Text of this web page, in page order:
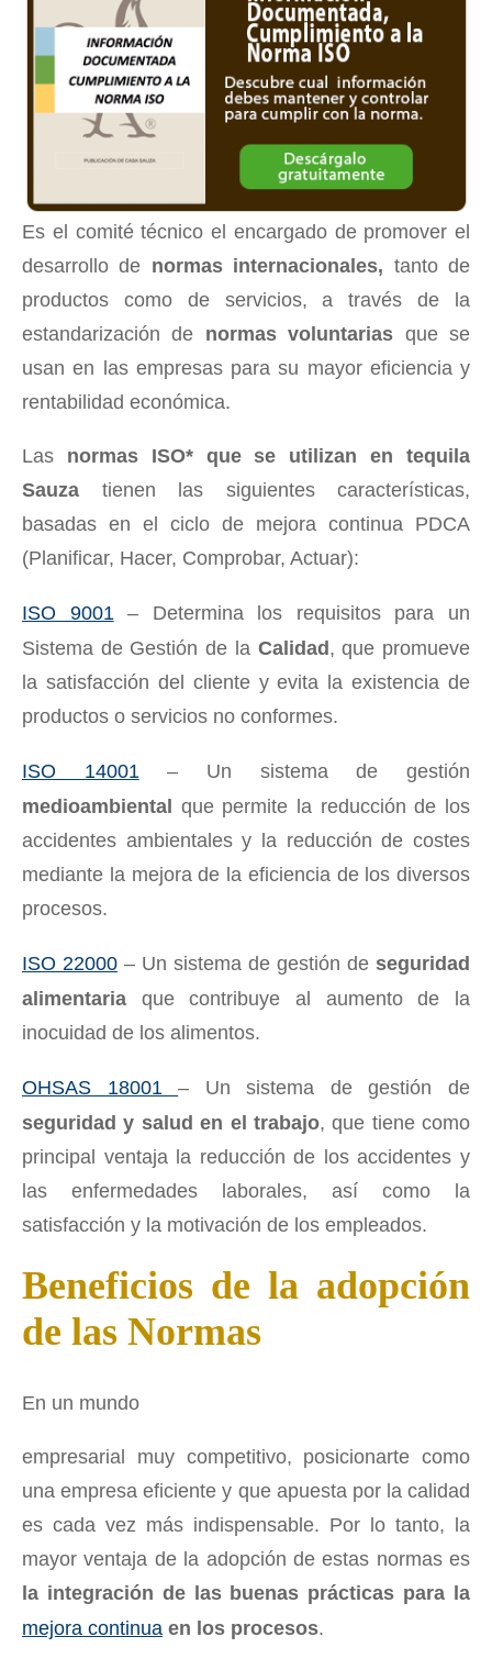
Es el comité técnico el encargado de promover el
desarrollo de normas internacionales, tanto de
productos como de servicios, a través de la
estandarización de normas voluntarias que se
usan en las empresas para su mayor eficiencia y
rentabilidad económica.
Las normas ISO* que se utilizan en tequila
Sauza tienen las siguientes características,
basadas en el ciclo de mejora continua PDCA
(Planificar, Hacer, Comprobar, Actuar):
ISO 9001 – Determina los requisitos para un
Sistema de Gestión de la Calidad, que promueve
la satisfacción del cliente y evita la existencia de
productos o servicios no conformes.
ISO 14001 – Un sistema de gestión
medioambiental que permite la reducción de los
accidentes ambientales y la reducción de costes
mediante la mejora de la eficiencia de los diversos
procesos.
ISO 22000 – Un sistema de gestión de seguridad
alimentaria que contribuye al aumento de la
inocuidad de los alimentos.
OHSAS 18001– Un sistema de gestión de
seguridad y salud en el trabajo, que tiene como
principal ventaja la reducción de los accidentes y
las enfermedades laborales, así como la
satisfacción y la motivación de los empleados.
Beneficios de la adopción
de las Normas
En un mundo
empresarial muy competitivo, posicionarte como
una empresa eficiente y que apuesta por la calidad
es cada vez más indispensable. Por lo tanto, la
mayor ventaja de la adopción de estas normas es
la integración de las buenas prácticas para la
mejora continua en los procesos.